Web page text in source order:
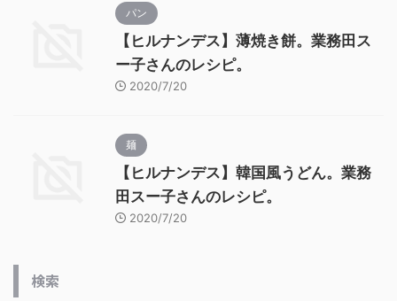
パン
【ヒルナンデス】薄焼き餅。業務田ス
ー子さんのレシピ。
2020/7/20
麺
【ヒルナンデス】韓国風うどん。業務
田スー子さんのレシピ。
2020/7/20
検索